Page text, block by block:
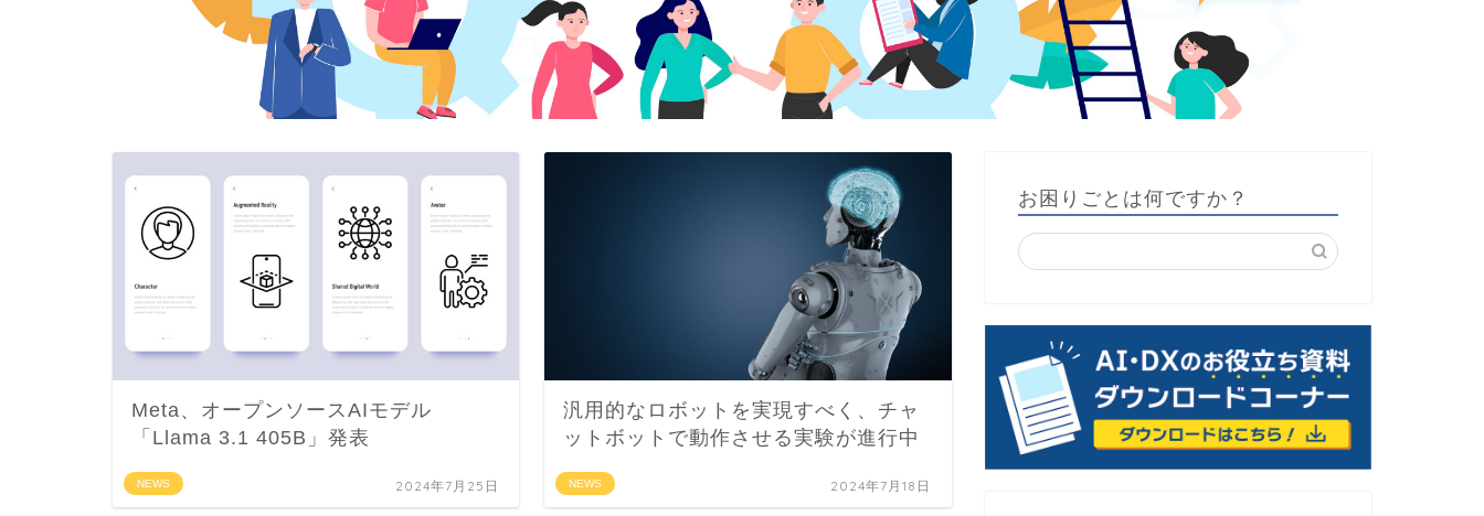
NEWS
Meta、オープンソースAIモデル
「Llama 3.1 405B」発表
2024年7月25日 NEWS
汎用的なロボットを実現すべく、チャ
ットボットで動作させる実験が進行中
2024年7月18日
お困りごとは何ですか？